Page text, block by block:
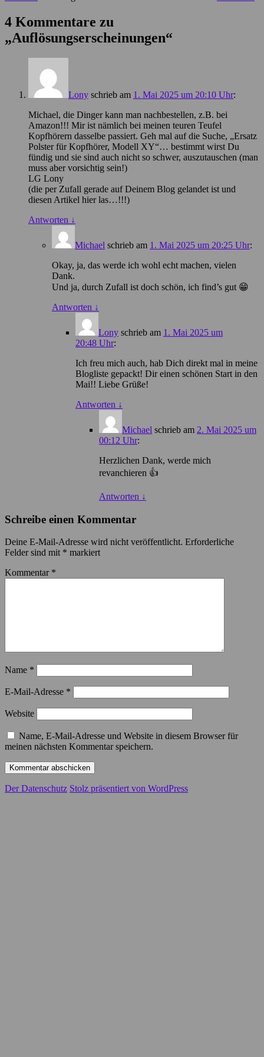
4 Kommentare zu
„Auflösungserscheinungen“
Lony schrieb am 1. Mai 2025 um 20:10 Uhr:
Michael, die Dinger kann man nachbestellen, z.B. bei
Amazon!!! Mir ist nämlich bei meinen teuren Teufel
Kopfhörern dasselbe passiert. Geh mal auf die Suche, „Ersatz
Polster für Kopfhörer, Modell XY“… bestimmt wirst Du
fündig und sie sind auch nicht so schwer, auszutauschen (man
muss aber vorsichtig sein!)
LG Lony
(die per Zufall gerade auf Deinem Blog gelandet ist und
diesen Artikel hier las…!!!)
Antworten ↓
Michael schrieb am 1. Mai 2025 um 20:25 Uhr:
Okay, ja, das werde ich wohl echt machen, vielen
Dank.
Und ja, durch Zufall ist doch schön, ich find’s gut 😁
Antworten ↓
Lony schrieb am 1. Mai 2025 um
20:48 Uhr:
Ich freu mich auch, hab Dich direkt mal in meine
Blogliste gepackt! Dir einen schönen Start in den
Mai!! Liebe Grüße!
Antworten ↓
Michael schrieb am 2. Mai 2025 um
00:12 Uhr:
Herzlichen Dank, werde mich
revanchieren 👍
Antworten ↓
Schreibe einen Kommentar
Deine E-Mail-Adresse wird nicht veröffentlicht. Erforderliche
Felder sind mit * markiert
Kommentar *
Name *
E-Mail-Adresse *
Website
Name, E-Mail-Adresse und Website in diesem Browser für
meinen nächsten Kommentar speichern.
Der Datenschutz Stolz präsentiert von WordPress